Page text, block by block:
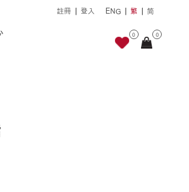
註冊 登入 ENG 繁 简
0 0